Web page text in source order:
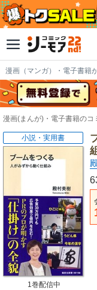
漫画（マンガ）・電子書籍
漫画(まんが)・電子書籍のコ
小説・実用書
1巻配信中